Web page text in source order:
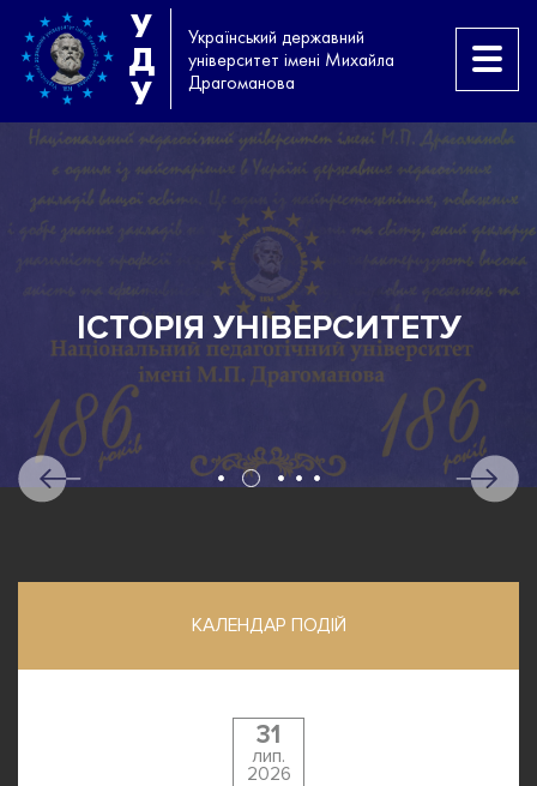
У
Д
У
Український державний
університет імені Михайла
Драгоманова
ІСТОРІЯ УНІВЕРСИТЕТУ
КАЛЕНДАР ПОДІЙ
31
лип.
2026